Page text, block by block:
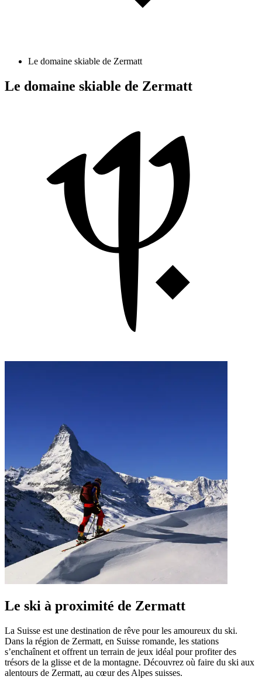
Le domaine skiable de Zermatt
Le domaine skiable de Zermatt
Le ski à proximité de Zermatt
La Suisse est une destination de rêve pour les amoureux du ski.
Dans la région de Zermatt, en Suisse romande, les stations
s’enchaînent et offrent un terrain de jeux idéal pour profiter des
trésors de la glisse et de la montagne. Découvrez où faire du ski aux
alentours de Zermatt, au cœur des Alpes suisses.